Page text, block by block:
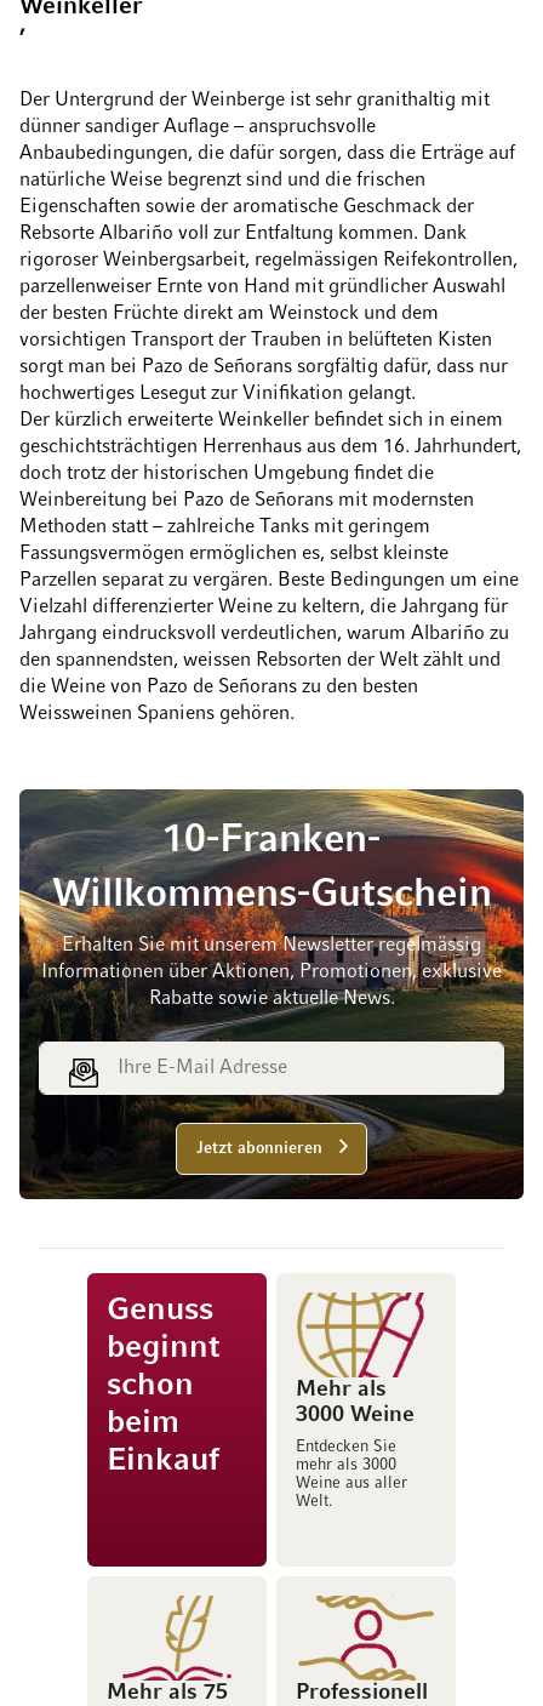
Weinkeller
’
Der Untergrund der Weinberge ist sehr granithaltig mit
dünner sandiger Auflage – anspruchsvolle
Anbaubedingungen, die dafür sorgen, dass die Erträge auf
natürliche Weise begrenzt sind und die frischen
Eigenschaften sowie der aromatische Geschmack der
Rebsorte Albariño voll zur Entfaltung kommen. Dank
rigoroser Weinbergsarbeit, regelmässigen Reifekontrollen,
parzellenweiser Ernte von Hand mit gründlicher Auswahl
der besten Früchte direkt am Weinstock und dem
vorsichtigen Transport der Trauben in belüfteten Kisten
sorgt man bei Pazo de Señorans sorgfältig dafür, dass nur
hochwertiges Lesegut zur Vinifikation gelangt.
Der kürzlich erweiterte Weinkeller befindet sich in einem
geschichtsträchtigen Herrenhaus aus dem 16. Jahrhundert,
doch trotz der historischen Umgebung findet die
Weinbereitung bei Pazo de Señorans mit modernsten
Methoden statt – zahlreiche Tanks mit geringem
Fassungsvermögen ermöglichen es, selbst kleinste
Parzellen separat zu vergären. Beste Bedingungen um eine
Vielzahl differenzierter Weine zu keltern, die Jahrgang für
Jahrgang eindrucksvoll verdeutlichen, warum Albariño zu
den spannendsten, weissen Rebsorten der Welt zählt und
die Weine von Pazo de Señorans zu den besten
Weissweinen Spaniens gehören.
10-Franken-
Willkommens-Gutschein
Erhalten Sie mit unserem Newsletter regelmässig
Informationen über Aktionen, Promotionen, exklusive
Rabatte sowie aktuelle News.
E-Mail Adresse
Jetzt abonnieren
Genuss
beginnt
schon
beim
Einkauf
Mehr als
3000 Weine
Entdecken Sie
mehr als 3000
Weine aus aller
Welt.
Mehr als 75
Professionell